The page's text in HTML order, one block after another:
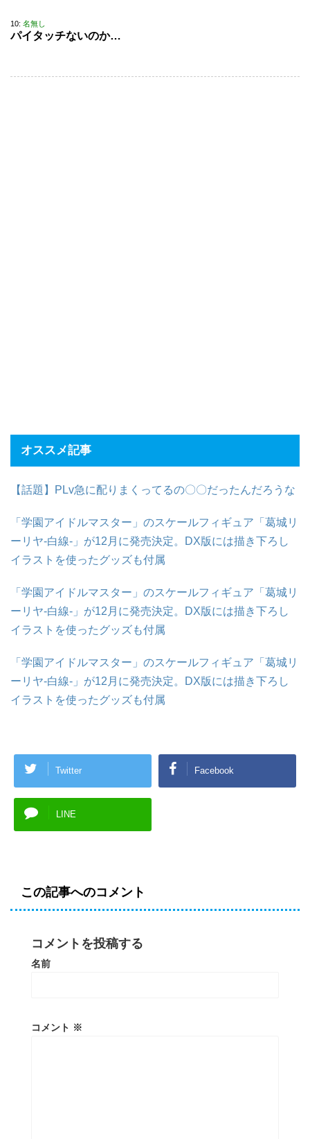
10: 名無し
パイタッチないのか…
オススメ記事
【話題】PLv急に配りまくってるの〇〇だったんだろうな
「学園アイドルマスター」のスケールフィギュア「葛城リ
ーリヤ-白線-」が12月に発売決定。DX版には描き下ろし
イラストを使ったグッズも付属
「学園アイドルマスター」のスケールフィギュア「葛城リ
ーリヤ-白線-」が12月に発売決定。DX版には描き下ろし
イラストを使ったグッズも付属
「学園アイドルマスター」のスケールフィギュア「葛城リ
ーリヤ-白線-」が12月に発売決定。DX版には描き下ろし
イラストを使ったグッズも付属
Twitter Facebook
LINE
この記事へのコメント
コメントを投稿する
名前
コメント ※